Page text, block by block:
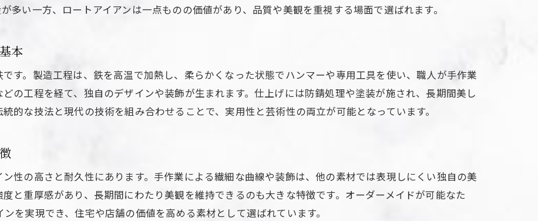
ロートアイアン門扉・手すりで空間に統一感を
鋳物とロートアイアンの違いを徹底解説
ロートアイアンと鋳物の製法や特性を比較
ロートアイアンと鋳物の見た目の違いに注目
ロートアイアン選びで誤解しやすいポイント
ロートアイアンと鋳物の選択基準を解説
ロートアイアンならではの錆対策と耐久性
多い一方、ロートアイアンは一点ものの価値があり、品質や美観を重視する場面で選ばれます。
本
す。製造工程は、鉄を高温で加熱し、柔らかくなった状態でハンマーや専用工具を使い、職人が手作業
の工程を経て、独自のデザインや装飾が生まれます。仕上げには防錆処理や塗装が施され、長期間美し
的な技法と現代の技術を組み合わせることで、実用性と芸術性の両立が可能となっています。
性の高さと耐久性にあります。手作業による繊細な曲線や装飾は、他の素材では表現しにくい独自の美
と重厚感があり、長期間にわたり美観を維持できるのも大きな特徴です。オーダーメイドが可能なた
を実現でき、住宅や店舗の価値を高める素材として選ばれています。